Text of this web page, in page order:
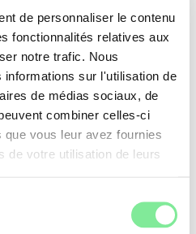
de personnaliser le contenu
fonctionnalités relatives aux
notre trafic. Nous
informations sur l'utilisation de
de médias sociaux, de
combiner celles-ci
vous leur avez fournies
de votre utilisation de leurs
praticiens de la culture dans